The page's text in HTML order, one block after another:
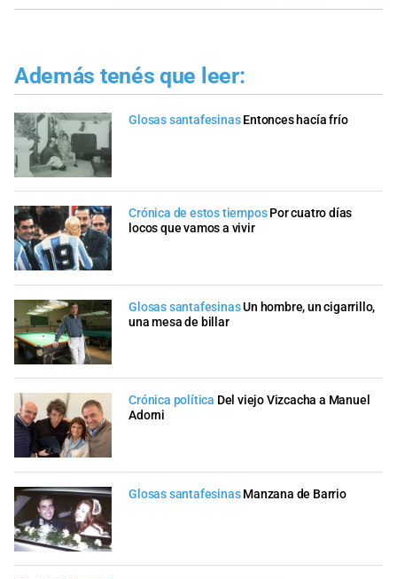
Además tenés que leer:
Glosas santafesinas Entonces hacía frío
Crónica de estos tiempos Por cuatro días
locos que vamos a vivir
Glosas santafesinasUn hombre, un cigarrillo,
una mesa de billar
Crónica política Del viejo Vizcacha a Manuel
Adorni
Glosas santafesinas Manzana de Barrio